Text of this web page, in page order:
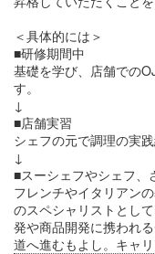
＜具体的には＞
■研修期間中
基礎を学び、店舗での
す。
↓
■店舗実習
シェフの元で調理の実
↓
■スーシェフやシェフ、
フレンチやイタリアン
のスペシャリストとし
発や商品開発に携われ
道へ進むもよし。キャ